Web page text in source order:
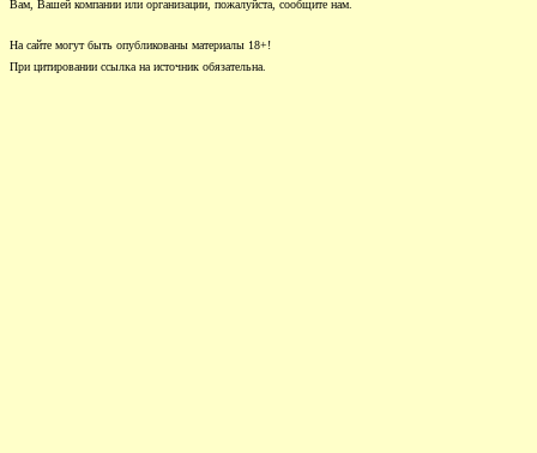
Вам, Вашей компании или организации, пожалуйста, сообщите нам.
На сайте могут быть опубликованы материалы 18+!
При цитировании ссылка на источник обязательна.